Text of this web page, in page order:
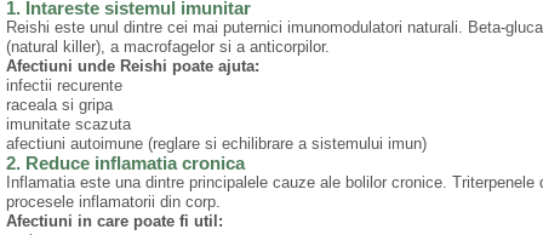
1. Intareste sistemul imunitar
Reishi este unul dintre cei mai puternici imunomodulatori naturali. Beta-
(natural killer), a macrofagelor si a anticorpilor.
Afectiuni unde Reishi poate ajuta:
infectii recurente
raceala si gripa
imunitate scazuta
afectiuni autoimune (reglare si echilibrare a sistemului imun)
2. Reduce inflamatia cronica
Inflamatia este una dintre principalele cauze ale bolilor cronice.
procesele inflamatorii din corp.
Afectiuni in care poate fi util: